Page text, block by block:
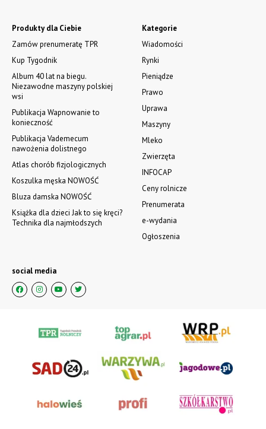
Kategorie
Wiadomości
Rynki
Pieniądze
Prawo
Uprawa
Maszyny
Mleko
Zwierzęta
INFOCAP
Ceny rolnicze
Prenumerata
e-wydania
Ogłoszenia
Produkty dla Ciebie
Zamów prenumeratę TPR
Kup Tygodnik
Album 40 lat na biegu.
Niezawodne maszyny polskiej
wsi
Publikacja Wapnowanie to
konieczność
Publikacja Vademecum
nawożenia dolistnego
Atlas chorób fizjologicznych
Koszulka męska NOWOŚĆ
Bluza damska NOWOŚĆ
Książka dla dzieci Jak to się kręci?
Technika dla najmłodszych
social media